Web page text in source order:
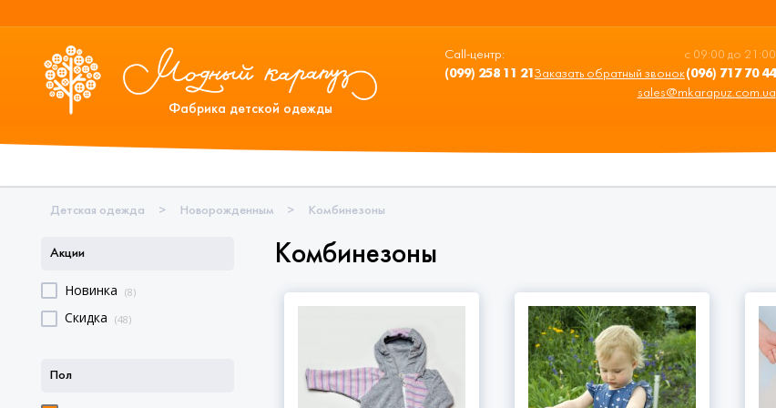
Фабрика детской одежды
Call-центр:
с 09:00 до 21:00
(099) 258 11 21
(096) 717 70 44
Заказать обратный звонок
sales@mkarapuz.com.ua
Детская одежда > Новорожденным > Комбинезоны
Акции
Новинка (8)
Скидка (48)
Пол
Комбинезоны